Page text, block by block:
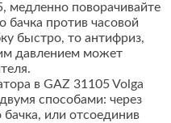
медленно поворачивайте
против часовой
быстро, то антифриз,
давлением может
в GAZ 31105 Volga
способами: через
или отсоединив